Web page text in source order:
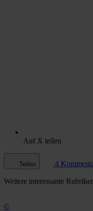
Auf X teilen
Teilen 4
Weitere interessante
©